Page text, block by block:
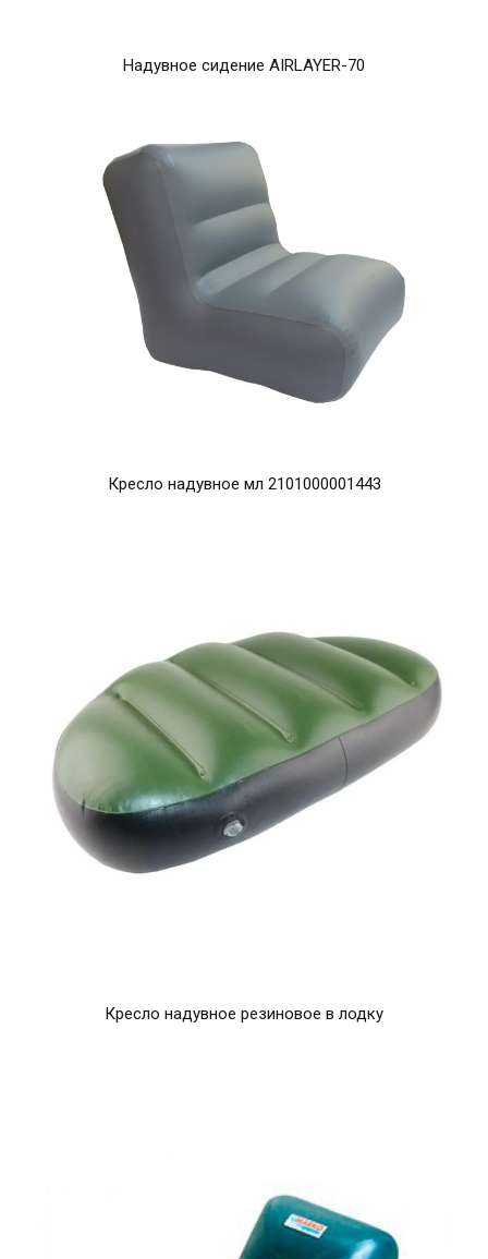
Надувное сидение AIRLAYER-70
Кресло надувное мл 2101000001443
Кресло надувное резиновое в лодку